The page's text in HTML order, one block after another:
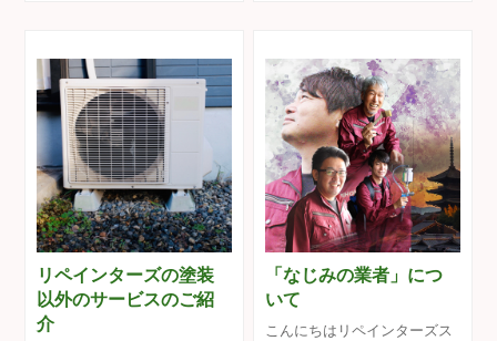
リペインターズの塗装
以外のサービスのご紹
介
「なじみの業者」につ
いて
こんにちはリペインターズス